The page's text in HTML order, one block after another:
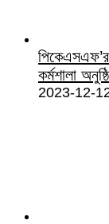
পিকেএসএফ’র
কর্মশালা
2023-12-